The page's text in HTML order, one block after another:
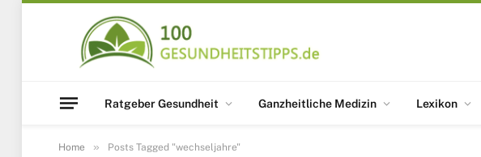
Ratgeber Gesundheit Ganzheitliche Medizin Lexikon
Home » Posts Tagged "wechseljahre"